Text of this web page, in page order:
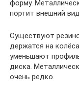
форму.
портит внешний
Существуют
держатся на
уменьшают
диска.
очень редко.